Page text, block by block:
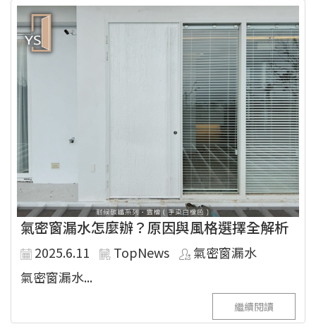
氣密窗漏水怎麼辦？原因與風格選擇全解析
2025.6.11 TopNews
氣密窗漏水
氣密窗漏水...
繼續閱讀